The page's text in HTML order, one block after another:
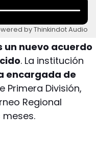
by Thinkindot Audio
nuevo acuerdo
. La institución
encargada de
Primera División,
Regional